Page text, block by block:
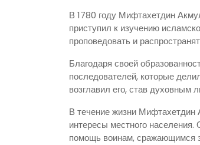
В 1780 году Мифтахетдин
приступил к изучению
проповедовать и
Благодаря своей
последователей, которые
возглавил его, став духовным
В течение жизни Мифтахетдин
интересы местного
помощь воинам, сражающимся